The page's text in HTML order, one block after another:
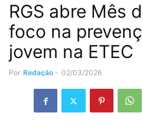
RGS abre Mês
foco na
jovem na ETEC
Por Redação - 02/03/2026